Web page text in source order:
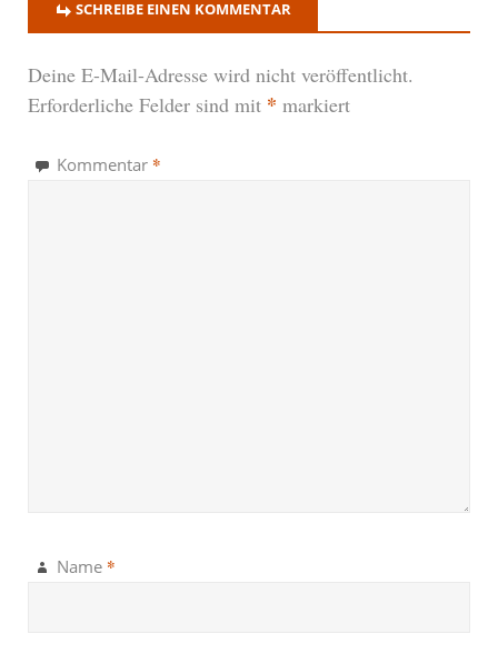
SCHREIBE EINEN KOMMENTAR
Deine E-Mail-Adresse wird nicht veröffentlicht.
Erforderliche Felder sind mit * markiert
Kommentar *
Name *